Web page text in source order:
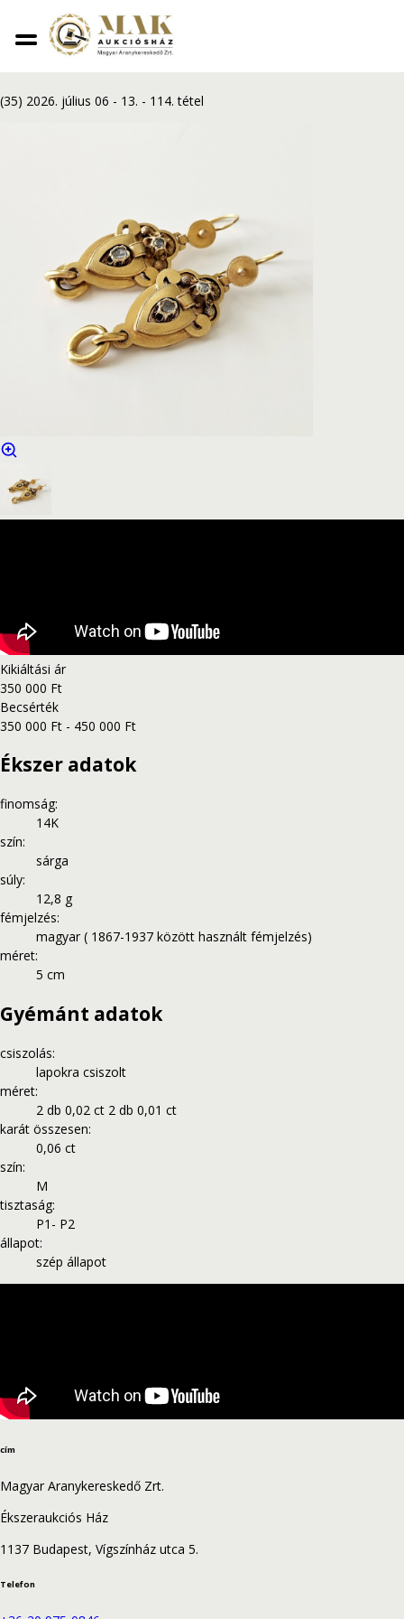
Gyémánt fülbevaló
(35) 2026. július 06 - 13. - 114. tétel
Kikiáltási ár
350 000 Ft
Becsérték
350 000 Ft - 450 000 Ft
Ékszer adatok
finomság:
14K
szín:
sárga
súly:
12,8 g
fémjelzés:
magyar ( 1867-1937 között használt fémjelzés)
méret:
5 cm
Gyémánt adatok
csiszolás:
lapokra csiszolt
méret:
2 db 0,02 ct 2 db 0,01 ct
karát összesen:
0,06 ct
szín:
M
tisztaság:
P1- P2
állapot:
szép állapot
cím
Magyar Aranykereskedő Zrt.
Ékszeraukciós Ház
1137 Budapest, Vígszínház utca 5.
Telefon